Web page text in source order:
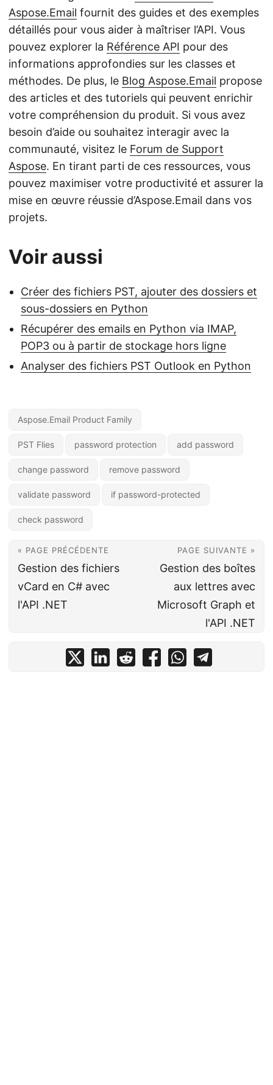
Aspose.Email fournit des guides et des exemples
détaillés pour vous aider à maîtriser l’API. Vous
pouvez explorer la Référence API pour des
informations approfondies sur les classes et
méthodes. De plus, le Blog Aspose.Email propose
des articles et des tutoriels qui peuvent enrichir
votre compréhension du produit. Si vous avez
besoin d’aide ou souhaitez interagir avec la
communauté, visitez le Forum de Support
Aspose. En tirant parti de ces ressources, vous
pouvez maximiser votre productivité et assurer la
mise en œuvre réussie d’Aspose.Email dans vos
projets.
Voir aussi
Créer des fichiers PST, ajouter des dossiers et
sous-dossiers en Python
Récupérer des emails en Python via IMAP,
POP3 ou à partir de stockage hors ligne
Analyser des fichiers PST Outlook en Python
Aspose.Email Product Family
PST Flies password protection add password
change password remove password
validate password if password-protected
check password
« PAGE PRÉCÉDENTE
Gestion des fichiers
vCard en C# avec
l'API .NET
PAGE SUIVANTE »
Gestion des boîtes
aux lettres avec
Microsoft Graph et
l'API .NET